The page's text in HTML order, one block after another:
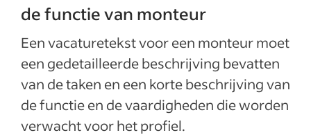
de functie van monteur
Een vacaturetekst voor een monteur moet
een gedetailleerde beschrijving bevatten
van de taken en een korte beschrijving van
de functie en de vaardigheden die worden
verwacht voor het profiel.